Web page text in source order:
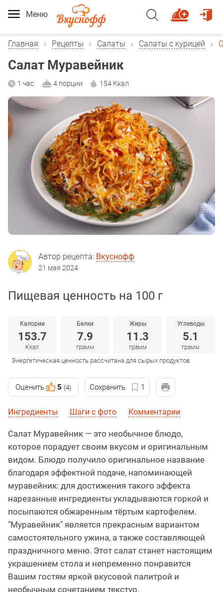
Меню
Главная Рецепты Салаты Салаты с курицей
Салат Муравейник
1 час 4 порции 154 Ккал
Автор рецепта: Вкуснофф
21 мая 2024
Пищевая ценность на 100 г
Калории
153.7
Ккал
Белки
7.9
грамм
Жиры
11.3
грамм
Углеводы
5.1
грамм
Энергетическая ценность рассчитана для сырых продуктов
Оценить 5 (4) Сохранить 1
Ингредиенты Шаги с фото Комментарии
Салат Муравейник — это необычное блюдо,
которое порадует своим вкусом и оригинальным
видом. Блюдо получило оригинальное название
благодаря эффектной подаче, напоминающей
муравейник: для достижения такого эффекта
нарезанные ингредиенты укладываются горкой и
посыпаются обжаренным тёртым картофелем.
"Муравейник" является прекрасным вариантом
самостоятельного ужина, а также составляющей
праздничного меню. Этот салат станет настоящим
украшением стола и непременно понравится
Вашим гостям яркой вкусовой палитрой и
необычным сочетанием текстур.